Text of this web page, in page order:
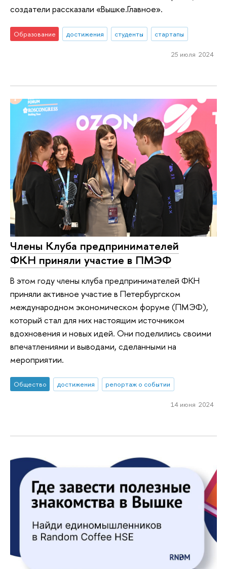
создатели рассказали «Вышке.Главное».
Образование достижения студенты стартапы
25 июля 2024
Члены Клуба предпринимателей
ФКН приняли участие в ПМЭФ
В этом году члены клуба предпринимателей ФКН
приняли активное участие в Петербургском
международном экономическом форуме (ПМЭФ),
который стал для них настоящим источником
вдохновения и новых идей. Они поделились своими
впечатлениями и выводами, сделанными на
мероприятии.
Общество достижения репортаж о событии
14 июня 2024